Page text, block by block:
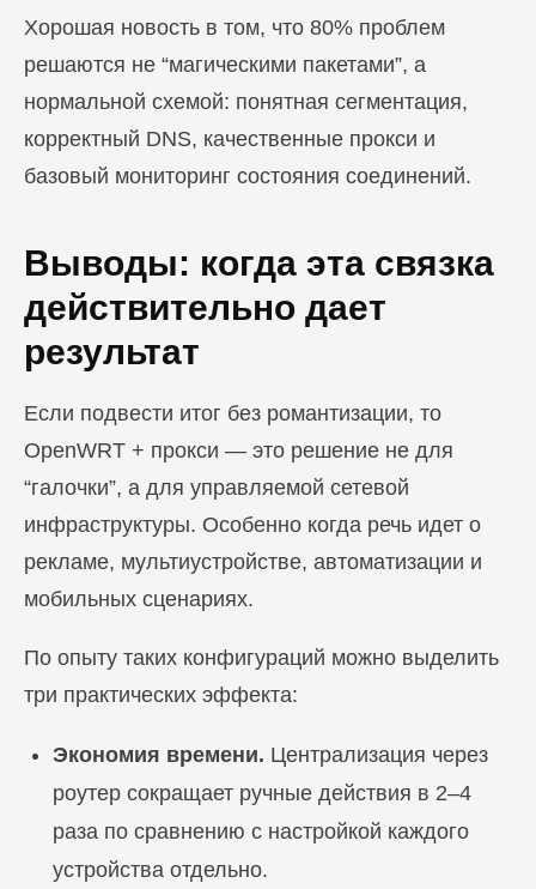
Хорошая новость в том, что 80% проблем
решаются не “магическими пакетами”, а
нормальной схемой: понятная сегментация,
корректный DNS, качественные прокси и
базовый мониторинг состояния соединений.
Выводы: когда эта связка
действительно дает
результат
Если подвести итог без романтизации, то
OpenWRT + прокси — это решение не для
“галочки”, а для управляемой сетевой
инфраструктуры. Особенно когда речь идет о
рекламе, мультиустройстве, автоматизации и
мобильных сценариях.
По опыту таких конфигураций можно выделить
три практических эффекта:
Экономия времени. Централизация через
роутер сокращает ручные действия в 2–4
раза по сравнению с настройкой каждого
устройства отдельно.